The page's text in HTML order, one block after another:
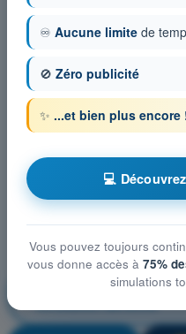
Droit aérien et
♾️ Aucune limite de
🚫 Zéro publicité
✨ ...et bien plus encore
💻
Vous pouvez toujours
vous donne accès à 75%
simulations